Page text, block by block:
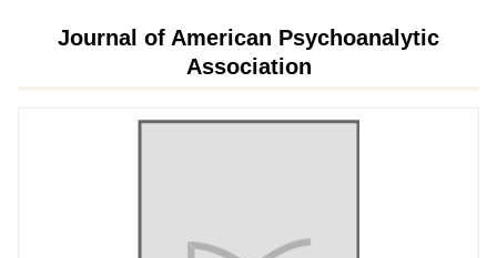
Journal of American Psychoanalytic
Association